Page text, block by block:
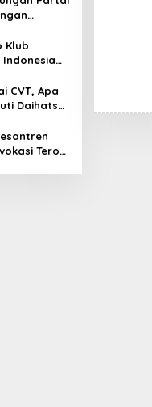
Klub
CVT, Apa
Daihatsu
Teror